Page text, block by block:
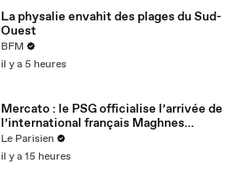
La physalie envahit des plages du Sud-
Ouest
BFM
il y a 5 heures
Mercato : le PSG officialise l’arrivée de
l’international français Maghnes
Akliouche
Le Parisien
il y a 15 heures